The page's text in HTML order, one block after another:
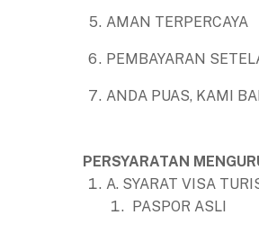
AMAN TERPERCAYA
PEMBAYARAN
ANDA PUAS, KAMI
PERSYARATAN
A. SYARAT VISA
PASPOR ASLI